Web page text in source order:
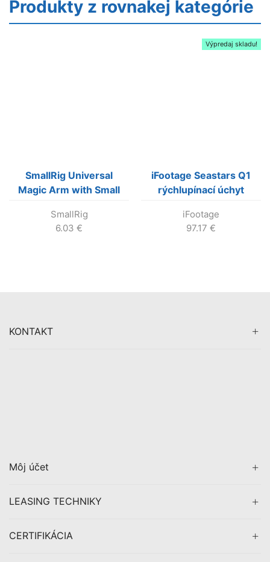
Produkty z rovnakej kategórie
SmallRig Universal
Magic Arm with Small
SmallRig
6.03 €
Výpredaj skladu!
iFootage Seastars Q1
rýchlupínací úchyt
sada
iFootage
97.17 €
KONTAKT
Môj účet
LEASING TECHNIKY
CERTIFIKÁCIA